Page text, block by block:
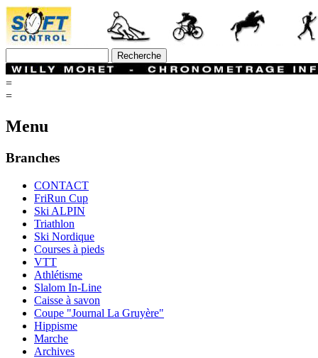
=
=
Menu
Branches
CONTACT
FriRun Cup
Ski ALPIN
Triathlon
Ski Nordique
Courses à pieds
VTT
Athlétisme
Slalom In-Line
Caisse à savon
Coupe "Journal La Gruyère"
Hippisme
Marche
Archives